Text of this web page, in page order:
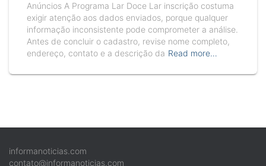
Anúncios A Programa Lar Doce Lar inscrição costuma
exigir atenção aos dados enviados, porque qualquer
informação inconsistente pode comprometer a análise.
Antes de concluir o cadastro, revise nome completo,
endereço, contato e a descrição da Read more…
informanoticias.com
contato@informanoticias.com